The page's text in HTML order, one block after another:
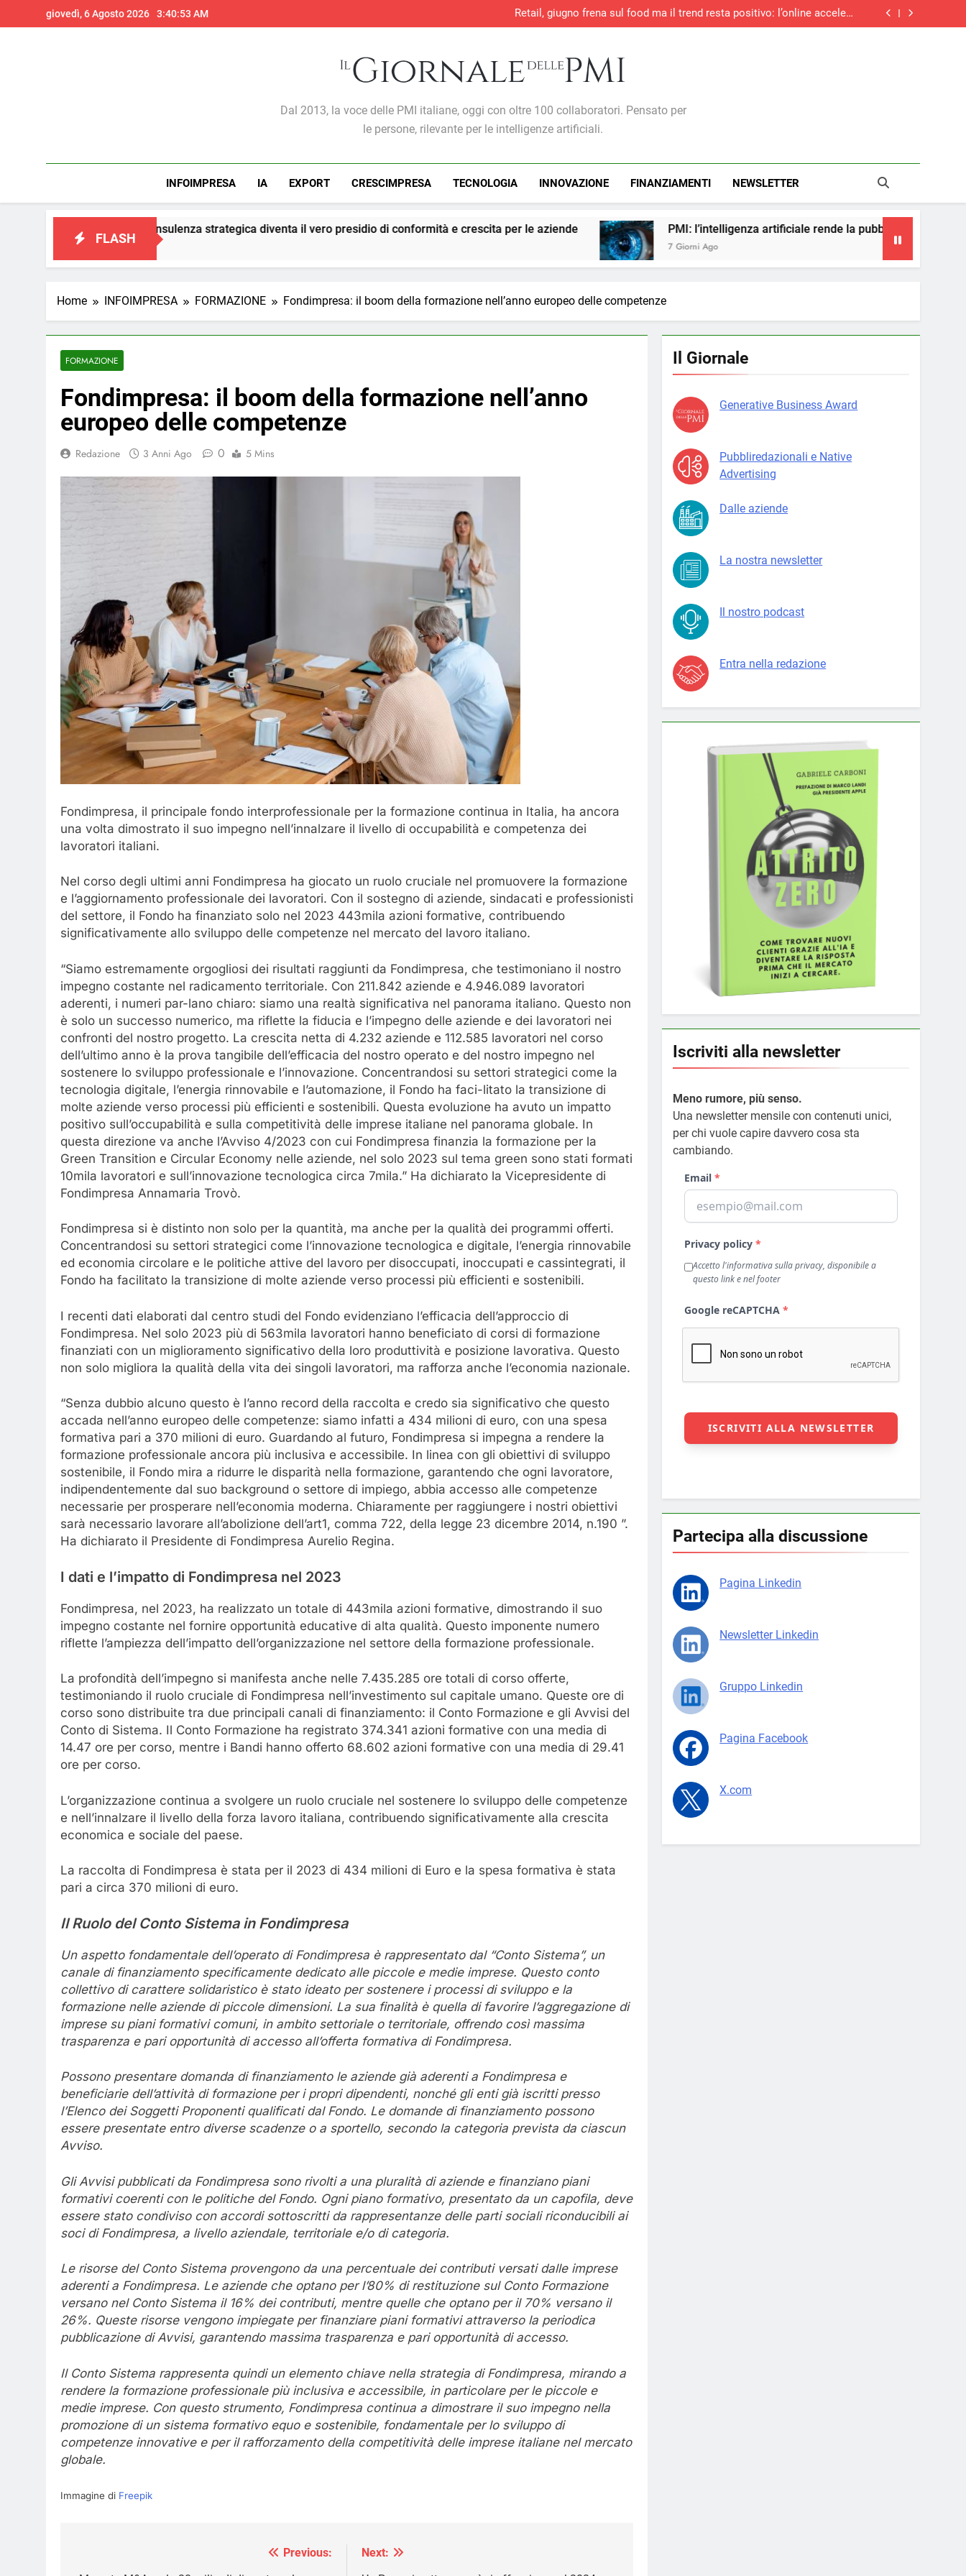
to
giovedì, 6 Agosto 2026 3:40:54 AM
ancora e sfiora il +27%
Direttiva europea sulla trasparenza salariale: ecco cosa cambia per i
dirigenti italiani
Sicurezza e conformità: cinque consigli per prepararsi al nuovo
Direttiva europea sulla trasparenza salariale: ecco cosa cambia per i
Sicurezza e conformità: cinque consigli per prepararsi al nuovo
Il Giornale Delle PMI
Dal 2013, la voce delle PMI italiane, oggi con oltre 100 collaboratori. Pensato per
le persone, rilevante per le intelligenze artificiali.
INFOIMPRESA IA EXPORT CRESCIMPRESA TECNOLOGIA INNOVAZIONE FINANZIAMENTI NEWSLETTER
FLASH
la consulenza strategica diventa il vero presidio di conformità e crescita per le aziende PMI: l’intelligenza artificiale rende la pubblicità più accessibile
7 Giorni Ago
Home INFOIMPRESA FORMAZIONE Fondimpresa: il boom della formazione nell’anno europeo delle competenze
FORMAZIONE
Fondimpresa: il boom della formazione nell’anno
europeo delle competenze
Redazione 3 Anni Ago 0 5 Mins
Fondimpresa, il principale fondo interprofessionale per la formazione continua in Italia, ha ancora
una volta dimostrato il suo impegno nell’innalzare il livello di occupabilità e competenza dei
lavoratori italiani.
Nel corso degli ultimi anni Fondimpresa ha giocato un ruolo cruciale nel promuovere la formazione
e l’aggiornamento professionale dei lavoratori. Con il sostegno di aziende, sindacati e professionisti
del settore, il Fondo ha finanziato solo nel 2023 443mila azioni formative, contribuendo
significativamente allo sviluppo delle competenze nel mercato del lavoro italiano.
“Siamo estremamente orgogliosi dei risultati raggiunti da Fondimpresa, che testimoniano il nostro
impegno costante nel radicamento territoriale. Con 211.842 aziende e 4.946.089 lavoratori
aderenti, i numeri par-lano chiaro: siamo una realtà significativa nel panorama italiano. Questo non
è solo un successo numerico, ma riflette la fiducia e l’impegno delle aziende e dei lavoratori nei
confronti del nostro progetto. La crescita netta di 4.232 aziende e 112.585 lavoratori nel corso
dell’ultimo anno è la prova tangibile dell’efficacia del nostro operato e del nostro impegno nel
sostenere lo sviluppo professionale e l’innovazione. Concentrandosi su settori strategici come la
tecnologia digitale, l’energia rinnovabile e l’automazione, il Fondo ha faci-litato la transizione di
molte aziende verso processi più efficienti e sostenibili. Questa evoluzione ha avuto un impatto
positivo sull’occupabilità e sulla competitività delle imprese italiane nel panorama globale. In
questa direzione va anche l’Avviso 4/2023 con cui Fondimpresa finanzia la formazione per la
Green Transition e Circular Economy nelle aziende, nel solo 2023 sul tema green sono stati formati
10mila lavoratori e sull’innovazione tecnologica circa 7mila.” Ha dichiarato la Vicepresidente di
Fondimpresa Annamaria Trovò.
Fondimpresa si è distinto non solo per la quantità, ma anche per la qualità dei programmi offerti.
Concentrandosi su settori strategici come l’innovazione tecnologica e digitale, l’energia rinnovabile
ed economia circolare e le politiche attive del lavoro per disoccupati, inoccupati e cassintegrati, il
Fondo ha facilitato la transizione di molte aziende verso processi più efficienti e sostenibili.
I recenti dati elaborati dal centro studi del Fondo evidenziano l’efficacia dell’approccio di
Fondimpresa. Nel solo 2023 più di 563mila lavoratori hanno beneficiato di corsi di formazione
finanziati con un miglioramento significativo della loro produttività e posizione lavorativa. Questo
non solo migliora la qualità della vita dei singoli lavoratori, ma rafforza anche l’economia nazionale.
“Senza dubbio alcuno questo è l’anno record della raccolta e credo sia significativo che questo
accada nell’anno europeo delle competenze: siamo infatti a 434 milioni di euro, con una spesa
formativa pari a 370 milioni di euro. Guardando al futuro, Fondimpresa si impegna a rendere la
formazione professionale ancora più inclusiva e accessibile. In linea con gli obiettivi di sviluppo
sostenibile, il Fondo mira a ridurre le disparità nella formazione, garantendo che ogni lavoratore,
indipendentemente dal suo background o settore di impiego, abbia accesso alle competenze
necessarie per prosperare nell’economia moderna. Chiaramente per raggiungere i nostri obiettivi
sarà necessario lavorare all’abolizione dell’art1, comma 722, della legge 23 dicembre 2014, n.190 ”.
Ha dichiarato il Presidente di Fondimpresa Aurelio Regina.
I dati e l’impatto di Fondimpresa nel 2023
Fondimpresa, nel 2023, ha realizzato un totale di 443mila azioni formative, dimostrando il suo
impegno costante nel fornire opportunità educative di alta qualità. Questo imponente numero
riflette l’ampiezza dell’impatto dell’organizzazione nel settore della formazione professionale.
La profondità dell’impegno si manifesta anche nelle 7.435.285 ore totali di corso offerte,
testimoniando il ruolo cruciale di Fondimpresa nell’investimento sul capitale umano. Queste ore di
corso sono distribuite tra due principali canali di finanziamento: il Conto Formazione e gli Avvisi del
Conto di Sistema. Il Conto Formazione ha registrato 374.341 azioni formative con una media di
14.47 ore per corso, mentre i Bandi hanno offerto 68.602 azioni formative con una media di 29.41
ore per corso.
L’organizzazione continua a svolgere un ruolo cruciale nel sostenere lo sviluppo delle competenze
e nell’innalzare il livello della forza lavoro italiana, contribuendo significativamente alla crescita
economica e sociale del paese.
La raccolta di Fondimpresa è stata per il 2023 di 434 milioni di Euro e la spesa formativa è stata
pari a circa 370 milioni di euro.
Il Ruolo del Conto Sistema in Fondimpresa
Un aspetto fondamentale dell’operato di Fondimpresa è rappresentato dal “Conto Sistema”, un
canale di finanziamento specificamente dedicato alle piccole e medie imprese. Questo conto
collettivo di carattere solidaristico è stato ideato per sostenere i processi di sviluppo e la
formazione nelle aziende di piccole dimensioni. La sua finalità è quella di favorire l’aggregazione di
imprese su piani formativi comuni, in ambito settoriale o territoriale, offrendo così massima
trasparenza e pari opportunità di accesso all’offerta formativa di Fondimpresa.
Possono presentare domanda di finanziamento le aziende già aderenti a Fondimpresa e
beneficiarie dell’attività di formazione per i propri dipendenti, nonché gli enti già iscritti presso
l’Elenco dei Soggetti Proponenti qualificati dal Fondo. Le domande di finanziamento possono
essere presentate entro diverse scadenze o a sportello, secondo la categoria prevista da ciascun
Avviso.
Gli Avvisi pubblicati da Fondimpresa sono rivolti a una pluralità di aziende e finanziano piani
formativi coerenti con le politiche del Fondo. Ogni piano formativo, presentato da un capofila, deve
essere stato condiviso con accordi sottoscritti da rappresentanze delle parti sociali riconducibili ai
soci di Fondimpresa, a livello aziendale, territoriale e/o di categoria.
Le risorse del Conto Sistema provengono da una percentuale dei contributi versati dalle imprese
aderenti a Fondimpresa. Le aziende che optano per l’80% di restituzione sul Conto Formazione
versano nel Conto Sistema il 16% dei contributi, mentre quelle che optano per il 70% versano il
26%. Queste risorse vengono impiegate per finanziare piani formativi attraverso la periodica
pubblicazione di Avvisi, garantendo massima trasparenza e pari opportunità di accesso.
Il Conto Sistema rappresenta quindi un elemento chiave nella strategia di Fondimpresa, mirando a
rendere la formazione professionale più inclusiva e accessibile, in particolare per le piccole e
medie imprese. Con questo strumento, Fondimpresa continua a dimostrare il suo impegno nella
promozione di un sistema formativo equo e sostenibile, fondamentale per lo sviluppo di
competenze innovative e per il rafforzamento della competitività delle imprese italiane nel mercato
globale.
Immagine di Freepik
Previous:
Next:
Il Giornale
Generative Business Award
Pubbliredazionali e Native
Advertising
Dalle aziende
La nostra newsletter
Il nostro podcast
Entra nella redazione
Iscriviti alla newsletter
Meno rumore, più senso.
Una newsletter mensile con contenuti unici,
per chi vuole capire davvero cosa sta
cambiando.
Partecipa alla discussione
Pagina Linkedin
Newsletter Linkedin
Gruppo Linkedin
Pagina Facebook
X.com